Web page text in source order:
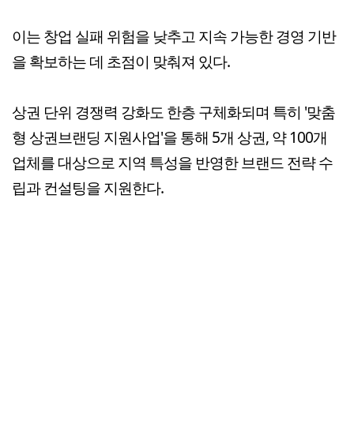
이는 창업 실패 위험을 낮추고 지속 가능한 경영 기반
을 확보하는 데 초점이 맞춰져 있다.
상권 단위 경쟁력 강화도 한층 구체화되며 특히 '맞춤
형 상권브랜딩 지원사업'을 통해 5개 상권, 약 100개
업체를 대상으로 지역 특성을 반영한 브랜드 전략 수
립과 컨설팅을 지원한다.